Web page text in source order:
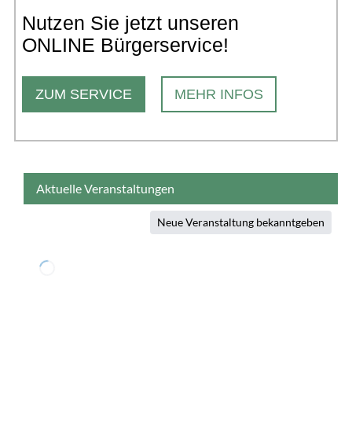
Nutzen Sie jetzt unseren
ONLINE Bürgerservice!
ZUM SERVICE MEHR INFOS